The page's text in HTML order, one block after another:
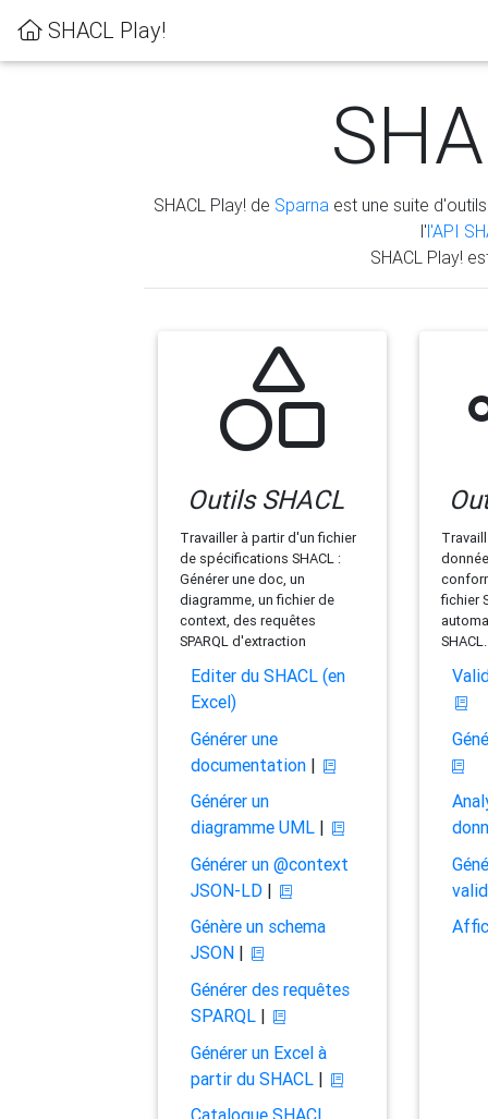
SHACL Play!
SHACL Play! de Sparna est une suite
l'l'API
SHACL Play!
Outils SHACL
Travailler à partir d'un fichier
de spécifications SHACL :
Générer une doc, un
diagramme, un fichier de
context, des requêtes
SPARQL d'extraction
Editer du SHACL (en
Excel)
Générer une
documentation|
Générer un
diagramme UML|
Générer un @context
JSON-LD|
Génère un schema
JSON|
Générer des requêtes
SPARQL|
Générer un Excel à
partir du SHACL|
fichier
SHACL.